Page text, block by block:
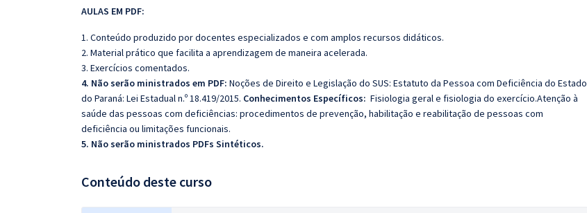
AULAS EM PDF:
1. Conteúdo produzido por docentes especializados e com amplos recursos didáticos.
2. Material prático que facilita a aprendizagem de maneira acelerada.
3. Exercícios comentados.
4. Não serão ministrados em PDF: Noções de Direito e Legislação do SUS: Estatuto da Pessoa com Deficiência do Estado
do Paraná: Lei Estadual n.º 18.419/2015. Conhecimentos Específicos: Fisiologia geral e fisiologia do exercício.Atenção à
saúde das pessoas com deficiências: procedimentos de prevenção, habilitação e reabilitação de pessoas com
deficiência ou limitações funcionais.
5. Não serão ministrados PDFs Sintéticos.
Conteúdo deste curso